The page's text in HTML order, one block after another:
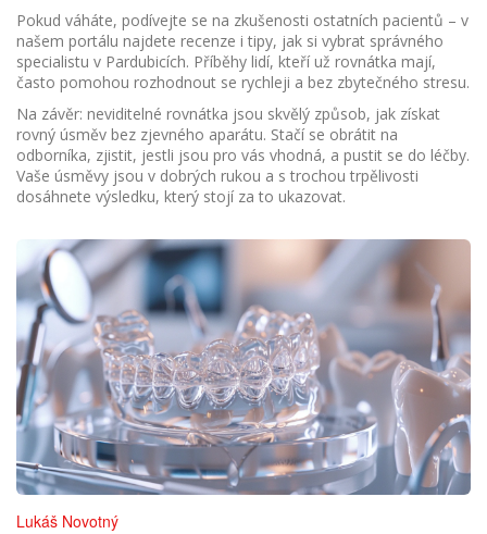
Pokud váháte, podívejte se na zkušenosti ostatních pacientů – v
našem portálu najdete recenze i tipy, jak si vybrat správného
specialistu v Pardubicích. Příběhy lidí, kteří už rovnátka mají,
často pomohou rozhodnout se rychleji a bez zbytečného stresu.
Na závěr: neviditelné rovnátka jsou skvělý způsob, jak získat
rovný úsměv bez zjevného aparátu. Stačí se obrátit na
odborníka, zjistit, jestli jsou pro vás vhodná, a pustit se do léčby.
Vaše úsměvy jsou v dobrých rukou a s trochou trpělivosti
dosáhnete výsledku, který stojí za to ukazovat.
Lukáš Novotný